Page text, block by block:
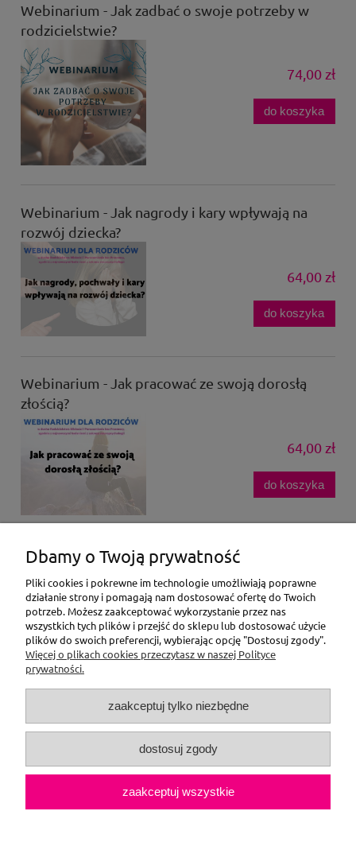
Webinarium - Jak zadbać o swoje potrzeby w
rodzicielstwie?
74,00 zł
do koszyka
Webinarium - Jak nagrody i kary wpływają na
rozwój dziecka?
64,00 zł
do koszyka
Webinarium - Jak pracować ze swoją dorosłą
złością?
64,00 zł
do koszyka
Webinarium - Jak mówić, aby dzieci nas usłyszały
i z nami współpracowały?
64,00 zł
do koszyka
Dbamy o Twoją prywatność
Pliki cookies i pokrewne im technologie umożliwiają poprawne
działanie strony i pomagają nam dostosować ofertę do Twoich
potrzeb. Możesz zaakceptować wykorzystanie przez nas
wszystkich tych plików i przejść do sklepu lub dostosować użycie
plików do swoich preferencji, wybierając opcję "Dostosuj zgody".
Więcej o plikach cookies przeczytasz w naszej Polityce
prywatności.
zaakceptuj tylko niezbędne
dostosuj zgody
zaakceptuj wszystkie